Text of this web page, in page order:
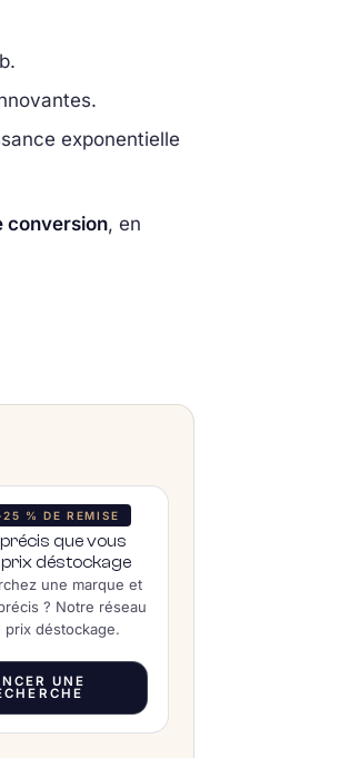
exponentielle
conversion, en
25 % DE REMISE
que vous
déstockage
une marque et
? Notre réseau
prix déstockage.
UNE